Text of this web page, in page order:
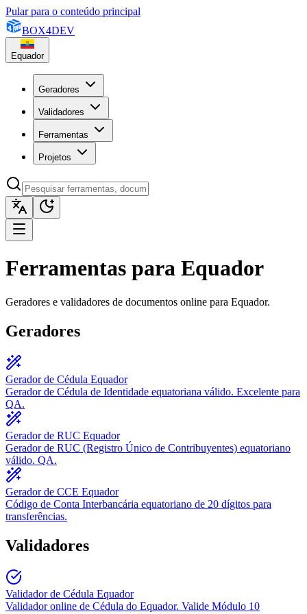
Pular para o conteúdo principal
BOX4DEV
Equador
Geradores
Validadores
Ferramentas
Projetos
Ferramentas para Equador
Geradores e validadores de documentos online para Equador.
Geradores
Gerador de Cédula Equador
Gerador de Cédula de Identidade equatoriana válido. Excelente para
QA.
Gerador de RUC Equador
Gerador de RUC (Registro Único de Contribuyentes) equatoriano
válido. QA.
Gerador de CCE Equador
Código de Conta Interbancária equatoriano de 20 dígitos para
transferências.
Validadores
Validador de Cédula Equador
Validador online de Cédula do Equador. Valide Módulo 10